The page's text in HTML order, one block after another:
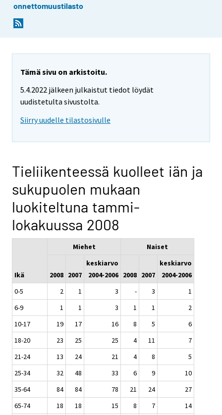
onnettomuustilasto
Tämä sivu on arkistoitu.
5.4.2022 jälkeen julkaistut tiedot löydät
uudistetulta sivustolta.
Siirry uudelle tilastosivulle
Tieliikenteessä kuolleet iän ja
sukupuolen mukaan
luokiteltuna tammi-
lokakuussa 2008
Ikä
Miehet Naiset
2008 2007
keskiarvo
2004-2006 2008 2007
keskiarvo
2004-2006
0-5
2 1 3 - 3
1
6-9
1 1 3 1 1
2
10-17
19 17 16 8 5
6
18-20
23 25 25 4 11
7
21-24
13 24 21 4 8
5
25-34
32 48 33 6 9
10
35-64
84 84 78 21 24
27
65-74
18 18 15 8 7
14